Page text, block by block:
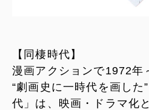
【同棲時代】
漫画アクションで1972年
“劇画史に一時代を画した
代」は、映画・ドラマ化